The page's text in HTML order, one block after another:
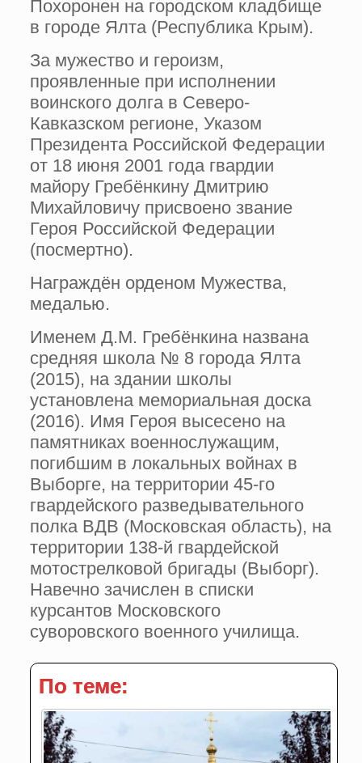
Похоронен на городском кладбище
в городе Ялта (Республика Крым).
За мужество и героизм,
проявленные при исполнении
воинского долга в Северо-
Кавказском регионе, Указом
Президента Российской Федерации
от 18 июня 2001 года гвардии
майору Гребёнкину Дмитрию
Михайловичу присвоено звание
Героя Российской Федерации
(посмертно).
Награждён орденом Мужества,
медалью.
Именем Д.М. Гребёнкина названа
средняя школа № 8 города Ялта
(2015), на здании школы
установлена мемориальная доска
(2016). Имя Героя высесено на
памятниках военнослужащим,
погибшим в локальных войнах в
Выборге, на территории 45-го
гвардейского разведывательного
полка ВДВ (Московская область), на
территории 138-й гвардейской
мотострелковой бригады (Выборг).
Навечно зачислен в списки
курсантов Московского
суворовского военного училища.
По теме: